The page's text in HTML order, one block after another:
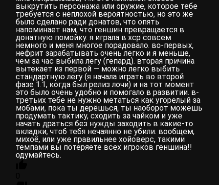
выкрутить персонажа или оружие, которое тебе
требуется с неплохой вероятностью, но это же
было сделано ради донатов, что опять
напоминает нам, что геншин превращается в
донатную помойку. я играла в хср совсем
немного и меня многое порадовало. во-первых,
нефрит зарабатывать очень легко и я меньше,
чем за час выбила легу (гепард). вторая причина
вытекает из первой — можно легко выбить
стандартную легу (я начала играть во второй
фазе 1.1, когда был релиз лочи) и на тот момент
это было очень удобно и помогало в развитии. в-
третьих тебе не нужно метаться как угорелый за
мобами, пока ты дерёшься, ты наоборот можешь
продумать тактику, сходить за чайком и уже
начать драться без нужды заходить в какие-то
вкладки, чтоб тебя нечаянно не убили. вообщем,
михоё, или уже правильнее хойоверс, такими
темпами вы потеряете всех игроков геншина!!
одумайтесь.